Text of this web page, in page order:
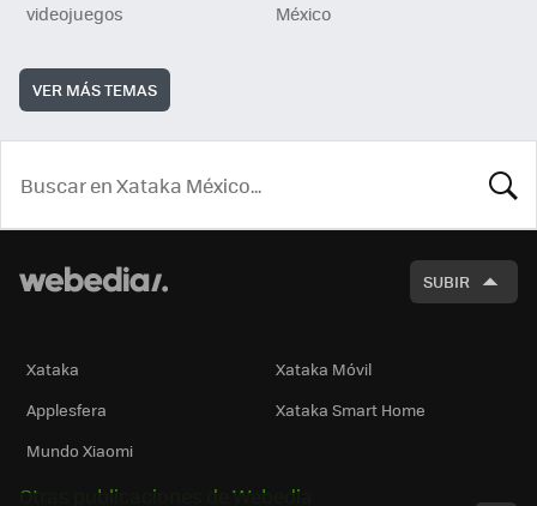
videojuegos
México
VER MÁS TEMAS
SUBIR
Xataka
Xataka Móvil
Applesfera
Xataka Smart Home
Mundo Xiaomi
Otras publicaciones de Webedia